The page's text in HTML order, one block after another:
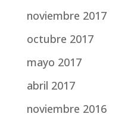
noviembre 2017
octubre 2017
mayo 2017
abril 2017
noviembre 2016